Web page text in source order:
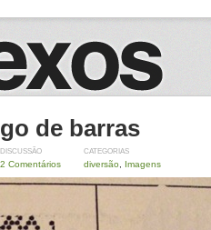
de barras
DISCUSSÃO
2 Comentários
CATEGORIAS
diversão Imagens